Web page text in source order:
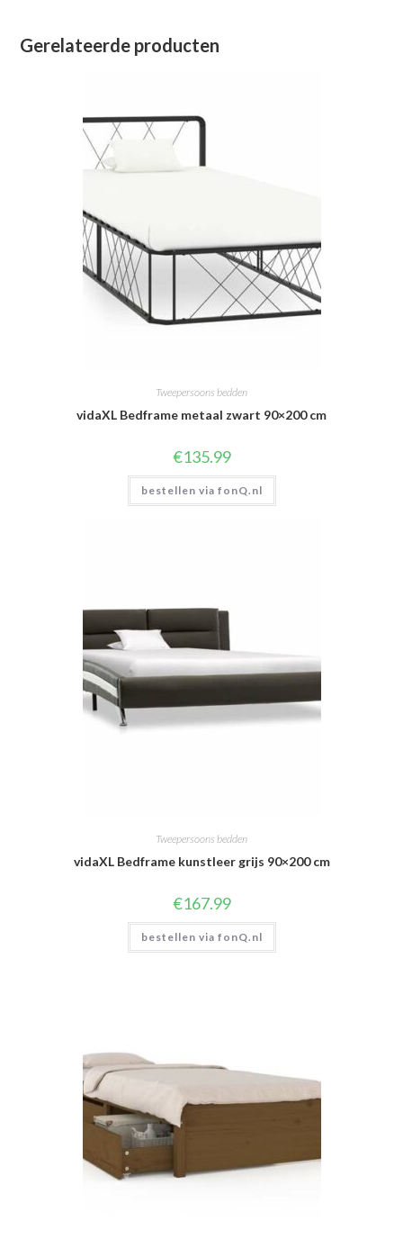
Gerelateerde producten
Tweepersoons bedden
vidaXL Bedframe metaal zwart 90×200 cm
€135.99
bestellen via fonQ.nl
Tweepersoons bedden
vidaXL Bedframe kunstleer grijs 90×200 cm
€167.99
bestellen via fonQ.nl